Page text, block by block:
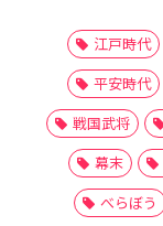
江戸時代
平安時代
戦国武将
幕末
べらぼう